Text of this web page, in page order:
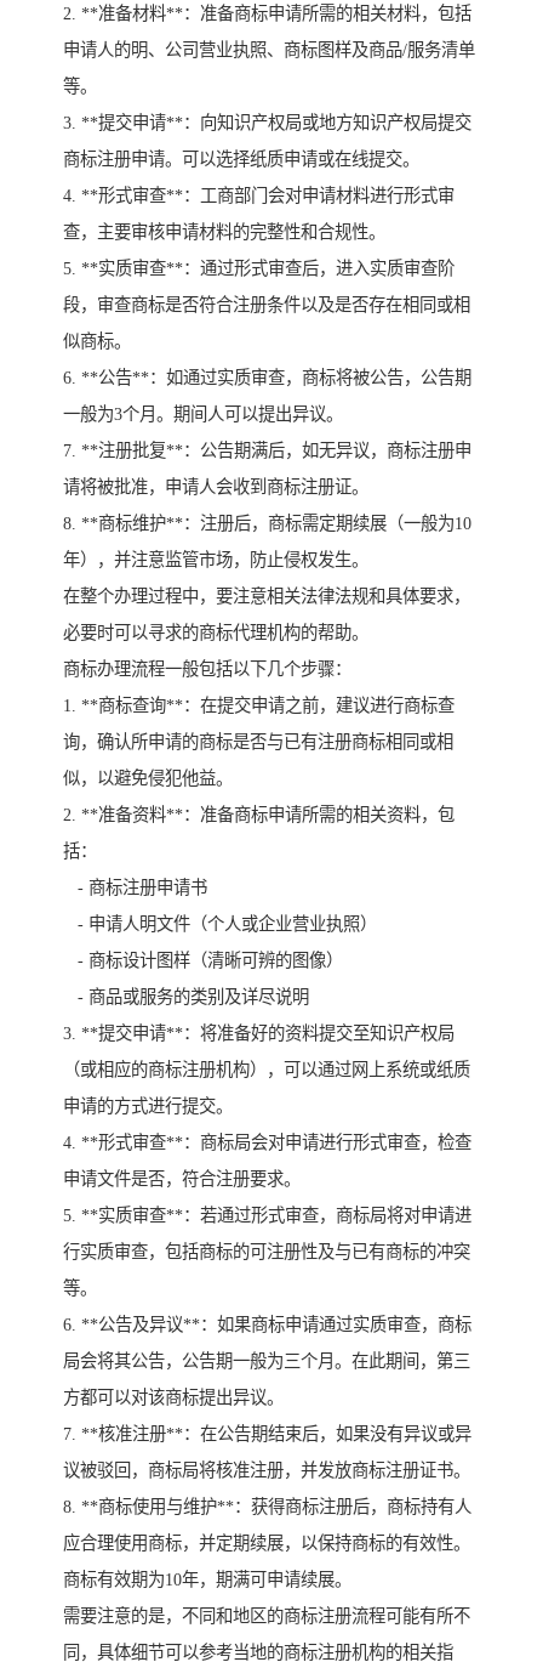
2. **准备材料**：准备商标申请所需的相关材料，包括
申请人的明、公司营业执照、商标图样及商品/服务清单
等。
3. **提交申请**：向知识产权局或地方知识产权局提交
商标注册申请。可以选择纸质申请或在线提交。
4. **形式审查**：工商部门会对申请材料进行形式审
查，主要审核申请材料的完整性和合规性。
5. **实质审查**：通过形式审查后，进入实质审查阶
段，审查商标是否符合注册条件以及是否存在相同或相
似商标。
6. **公告**：如通过实质审查，商标将被公告，公告期
一般为3个月。期间人可以提出异议。
7. **注册批复**：公告期满后，如无异议，商标注册申
请将被批准，申请人会收到商标注册证。
8. **商标维护**：注册后，商标需定期续展（一般为10
年），并注意监管市场，防止侵权发生。
在整个办理过程中，要注意相关法律法规和具体要求，
必要时可以寻求的商标代理机构的帮助。
商标办理流程一般包括以下几个步骤：
1. **商标查询**：在提交申请之前，建议进行商标查
询，确认所申请的商标是否与已有注册商标相同或相
似，以避免侵犯他益。
2. **准备资料**：准备商标申请所需的相关资料，包
括：
- 商标注册申请书
- 申请人明文件（个人或企业营业执照）
- 商标设计图样（清晰可辨的图像）
- 商品或服务的类别及详尽说明
3. **提交申请**：将准备好的资料提交至知识产权局
（或相应的商标注册机构），可以通过网上系统或纸质
申请的方式进行提交。
4. **形式审查**：商标局会对申请进行形式审查，检查
申请文件是否，符合注册要求。
5. **实质审查**：若通过形式审查，商标局将对申请进
行实质审查，包括商标的可注册性及与已有商标的冲突
等。
6. **公告及异议**：如果商标申请通过实质审查，商标
局会将其公告，公告期一般为三个月。在此期间，第三
方都可以对该商标提出异议。
7. **核准注册**：在公告期结束后，如果没有异议或异
议被驳回，商标局将核准注册，并发放商标注册证书。
8. **商标使用与维护**：获得商标注册后，商标持有人
应合理使用商标，并定期续展，以保持商标的有效性。
商标有效期为10年，期满可申请续展。
需要注意的是，不同和地区的商标注册流程可能有所不
同，具体细节可以参考当地的商标注册机构的相关指